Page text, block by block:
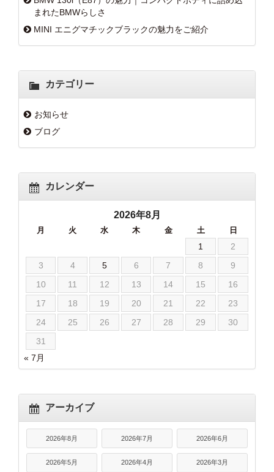
まれたBMWらしさ
MINI エニグマチックブラックの魅力をご紹介
カテゴリー
お知らせ
ブログ
カレンダー
2026年8月
月 火 水 木 金 土 日
1
2
3
4 5 6 7 8
9
10
11 12 13 14 15
16
17
18 19 20 21 22
23
24
25 26 27 28 29
30
31
« 7月
アーカイブ
2026年8月 2026年7月 2026年6月
2026年5月 2026年4月 2026年3月